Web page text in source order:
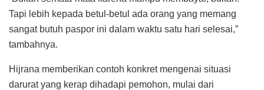
Tapi lebih kepada betul-betul ada orang yang memang
sangat butuh paspor ini dalam waktu satu hari selesai,”
tambahnya.
Hijrana memberikan contoh konkret mengenai situasi
darurat yang kerap dihadapi pemohon, mulai dari